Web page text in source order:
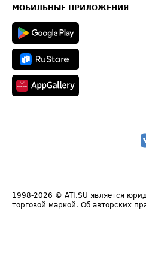
Техническая информация
МОБИЛЬНЫЕ ПРИЛОЖЕНИЯ
1998-2026 © ATI.SU является
торговой маркой. Об авторских